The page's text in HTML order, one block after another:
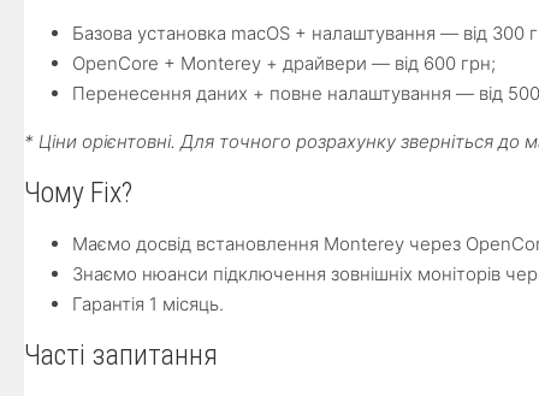
Базова установка macOS + налаштування — від 300
OpenCore + Monterey + драйвери — від 600 грн;
Перенесення даних + повне налаштування — від
* Ціни орієнтовні. Для точного розрахунку зверніться
Чому Fix?
Маємо досвід встановлення Monterey через
Знаємо нюанси підключення зовнішніх моніторів
Гарантія 1 місяць.
Часті запитання